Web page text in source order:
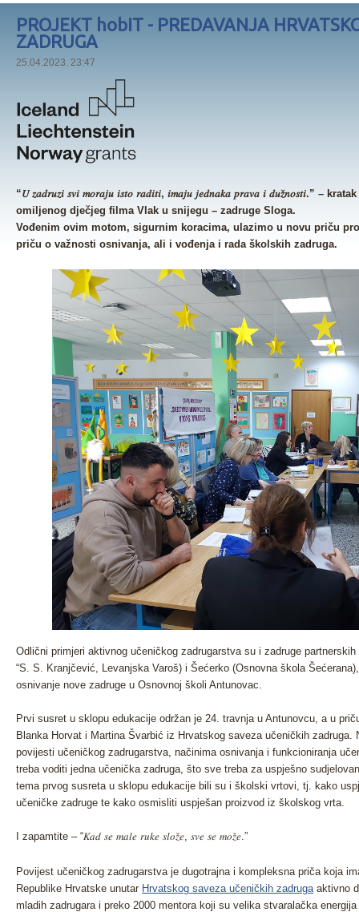
PROJEKT hobIT - PREDAVANJA
ZADRUGA
25.04.2023. 23:47
“𝑈 𝑧𝑎𝑑𝑟𝑢𝑧𝑖 𝑠𝑣𝑖 𝑚𝑜𝑟𝑎𝑗𝑢 𝑖𝑠𝑡𝑜 𝑟𝑎𝑑𝑖𝑡𝑖, 𝑖𝑚𝑎𝑗𝑢 𝑗𝑒𝑑𝑛𝑎𝑘𝑎 𝑝𝑟𝑎𝑣𝑎 𝑖 𝑑𝑢𝑧̌𝑛𝑜𝑠𝑡𝑖.”
omiljenog dječjeg filma Vlak u snijegu – zadruge Sloga.
Vođenim ovim motom, sigurnim koracima, ulazimo u novu priču
priču o važnosti osnivanja, ali i vođenja i rada školskih zadruga.
Odlični primjeri aktivnog učeničkog zadrugarstva su i zadruge
“S. S. Kranjčević, Levanjska Varoš) i Šećerko (Osnovna škola
osnivanje nove zadruge u Osnovnoj školi Antunovac.
Prvi susret u sklopu edukacije održan je 24. travnja u Antunovcu, a u
Blanka Horvat i Martina Švarbić iz Hrvatskog saveza učeničkih
povijesti učeničkog zadrugarstva, načinima osnivanja i funkcioniranja
treba voditi jedna učenička zadruga, što sve treba za uspješno
tema prvog susreta u sklopu edukacije bili su i školski vrtovi, tj. kako
učeničke zadruge te kako osmisliti uspješan proizvod iz školskog vrta.
I zapamtite – “𝐾𝑎𝑑 𝑠𝑒 𝑚𝑎𝑙𝑒 𝑟𝑢𝑘𝑒 𝑠𝑙𝑜𝑧̌𝑒, 𝑠𝑣𝑒 𝑠𝑒 𝑚𝑜𝑧̌𝑒.”
Povijest učeničkog zadrugarstva je dugotrajna i kompleksna priča koja
Republike Hrvatske unutar Hrvatskog saveza učeničkih zadrugaaktivno
mladih zadrugara i preko 2000 mentora koji su velika stvaralačka